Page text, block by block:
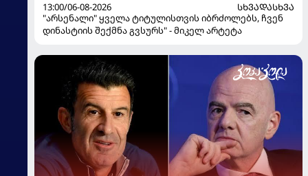
13:00/06-08-2026
ᲡᲮᲕᲐᲓᲐᲡᲮᲕᲐ
"არსენალი" ყველა ტიტულისთვის იბრძოლებს, ჩვენ
დინასტიის შექმნა გვსურს" - მიკელ არტეტა